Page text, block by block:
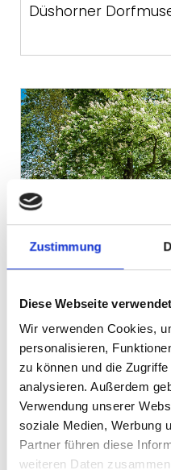
Zustimmung
Diese Webseite
Wir verwenden Cookies,
personalisieren,
zu können und die
analysieren. Außerdem
Verwendung unserer
soziale Medien, Werbung
Partner führen diese
weiteren Daten
Düshorner
Emslandmuseum